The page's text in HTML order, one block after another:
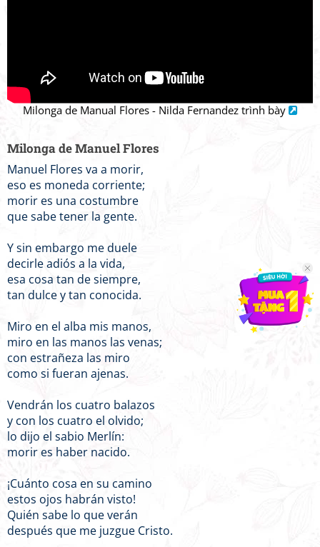
Milonga de Manual Flores - Nilda Fernandez trình bày
Milonga de Manuel Flores
Manuel Flores va a morir,
eso es moneda corriente;
morir es una costumbre
que sabe tener la gente.
Y sin embargo me duele
decirle adiós a la vida,
esa cosa tan de siempre,
tan dulce y tan conocida.
Miro en el alba mis manos,
miro en las manos las venas;
con estrañeza las miro
como si fueran ajenas.
Vendrán los cuatro balazos
y con los cuatro el olvido;
lo dijo el sabio Merlín:
morir es haber nacido.
¡Cuánto cosa en su camino
estos ojos habrán visto!
Quién sabe lo que verán
después que me juzgue Cristo.